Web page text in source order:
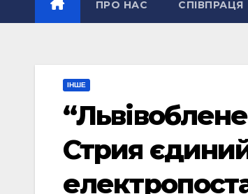
ПРО НАС СПІВПРАЦЯ
ІНШЕ
Стрия